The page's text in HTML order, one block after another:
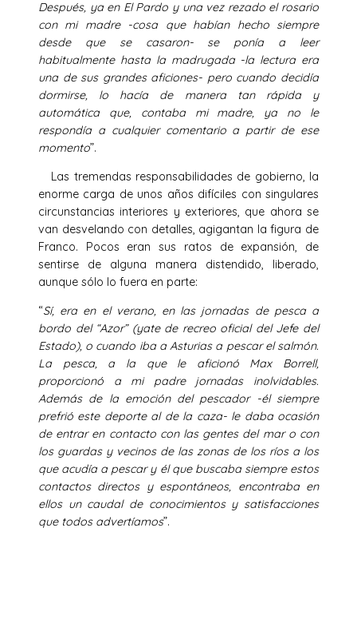
Después, ya en El Pardo y una vez rezado el rosario
con mi madre -cosa que habían hecho siempre
desde que se casaron- se ponía a leer
habitualmente hasta la madrugada -la lectura era
una de sus grandes aficiones- pero cuando decidía
dormirse, lo hacía de manera tan rápida y
automática que, contaba mi madre, ya no le
respondía a cualquier comentario a partir de ese
momento”.
Las tremendas responsabilidades de gobierno, la
enorme carga de unos años difíciles con singulares
circunstancias interiores y exteriores, que ahora se
van desvelando con detalles, agigantan la figura de
Franco. Pocos eran sus ratos de expansión, de
sentirse de alguna manera distendido, liberado,
aunque sólo lo fuera en parte:
“Sí, era en el verano, en las jornadas de pesca a
bordo del “Azor” (yate de recreo oficial del Jefe del
Estado), o cuando iba a Asturias a pescar el salmón.
La pesca, a la que le aficionó Max Borrell,
proporcionó a mi padre jornadas inolvidables.
Además de la emoción del pescador -él siempre
prefrió este deporte al de la caza- le daba ocasión
de entrar en contacto con las gentes del mar o con
los guardas y vecinos de las zonas de los ríos a los
que acudía a pescar y él que buscaba siempre estos
contactos directos y espontáneos, encontraba en
ellos un caudal de conocimientos y satisfacciones
que todos advertíamos”.